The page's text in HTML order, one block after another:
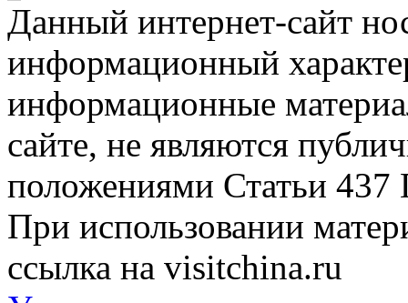
Данный интернет-сайт
информационный
информационные
сайте, не являются
положениями Статьи 437
При использовании
ссылка на visitchina.ru